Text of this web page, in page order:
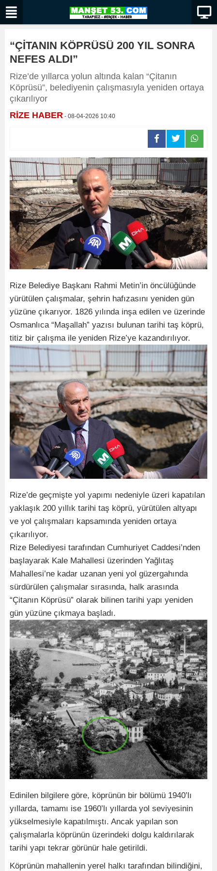
“ÇİTANIN KÖPRÜSÜ 200 YIL SONRA
NEFES ALDI”
Rize’de yıllarca yolun altında kalan “Çitanın
Köprüsü”, belediyenin çalışmasıyla yeniden ortaya
çıkarılıyor
RİZE HABER - 08-04-2026 10:40
Rize Belediye Başkanı Rahmi Metin’in öncülüğünde
yürütülen çalışmalar, şehrin hafızasını yeniden gün
yüzüne çıkarıyor. 1826 yılında inşa edilen ve üzerinde
Osmanlıca “Maşallah” yazısı bulunan tarihi taş köprü,
titiz bir çalışma ile yeniden Rize’ye kazandırılıyor.
Rize’de geçmişte yol yapımı nedeniyle üzeri kapatılan
yaklaşık 200 yıllık tarihi taş köprü, yürütülen altyapı
ve yol çalışmaları kapsamında yeniden ortaya
çıkarılıyor.
Rize Belediyesi tarafından Cumhuriyet Caddesi’nden
başlayarak Kale Mahallesi üzerinden Yağlıtaş
Mahallesi’ne kadar uzanan yeni yol güzergahında
sürdürülen çalışmalar sırasında, halk arasında
“Çitanın Köprüsü” olarak bilinen tarihi yapı yeniden
gün yüzüne çıkmaya başladı.
Edinilen bilgilere göre, köprünün bir bölümü 1940’lı
yıllarda, tamamı ise 1960’lı yıllarda yol seviyesinin
yükselmesiyle kapatılmıştı. Ancak yapılan son
çalışmalarla köprünün üzerindeki dolgu kaldırılarak
tarihi yapı tekrar görünür hale getirildi.
Köprünün mahallenin yerel halkı tarafından bilindiğini,